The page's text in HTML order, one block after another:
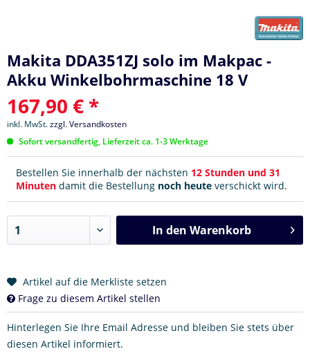
Makita DDA351ZJ solo im Makpac -
Akku Winkelbohrmaschine 18 V
167,90 € *
inkl. MwSt.zzgl. Versandkosten
Sofort versandfertig, Lieferzeit ca. 1-3 Werktage
Bestellen Sie innerhalb der nächsten 12 Stunden und 31
Minuten damit die Bestellung noch heute verschickt wird.
In den Warenkorb
Artikel auf die Merkliste setzen
Frage zu diesem Artikel stellen
Hinterlegen Sie Ihre Email Adresse und bleiben Sie stets über
diesen Artikel informiert.